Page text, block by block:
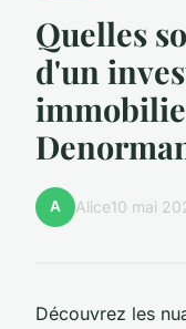
Quelles
d'un
A Alice10 mai
Découvrez les